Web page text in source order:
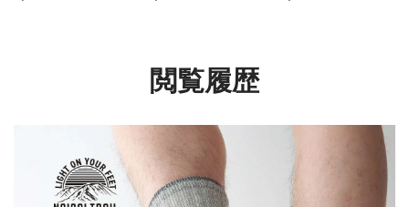
閲覧履歴